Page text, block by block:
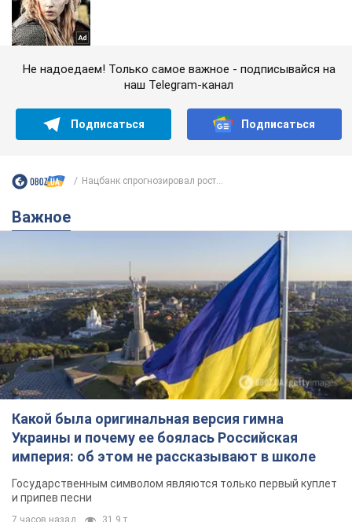
Не надоедаем! Только самое важное - подписывайся на
наш Telegram-канал
Подписаться Подписаться
Нацбанк спрогнозировал рост...
Важное
Какой была оригинальная версия гимна
Украины и почему ее боялась Российская
империя: об этом не рассказывают в школе
Государственным символом являются только первый куплет
и припев песни